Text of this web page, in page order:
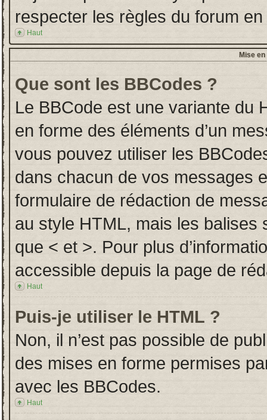
respecter les règles du forum
Haut
Mise
Que sont les BBCodes ?
Le BBCode est une variante du
en forme des éléments d’un
vous pouvez utiliser les
dans chacun de vos messages
formulaire de rédaction de
au style HTML, mais les
que < et >. Pour plus
accessible depuis la page de
Haut
Puis-je utiliser le HTML ?
Non, il n’est pas possible de
des mises en forme permises
avec les BBCodes.
Haut